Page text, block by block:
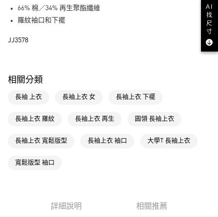
運送方式
付款後全家取貨
每筆NT$80，滿NT$1,500(含以上)免運費
萊爾富取貨付款
每筆NT$80，滿NT$1,500(含以上)免運費
付款後7-11取貨
66% 棉／34% 再生聚酯纖維
羅紋袖口和下襬
JJ3578
相關分類
長袖 上衣 長袖上衣 女 長袖上衣 下襬
長袖上衣 羅紋 長袖上衣 再生 圓領 長袖上衣
長袖上衣 寬鬆版型 長袖上衣 袖口 大學T 長袖上衣
寬鬆版型 袖口
詳細說明 相關推薦
AI
找
尺
寸